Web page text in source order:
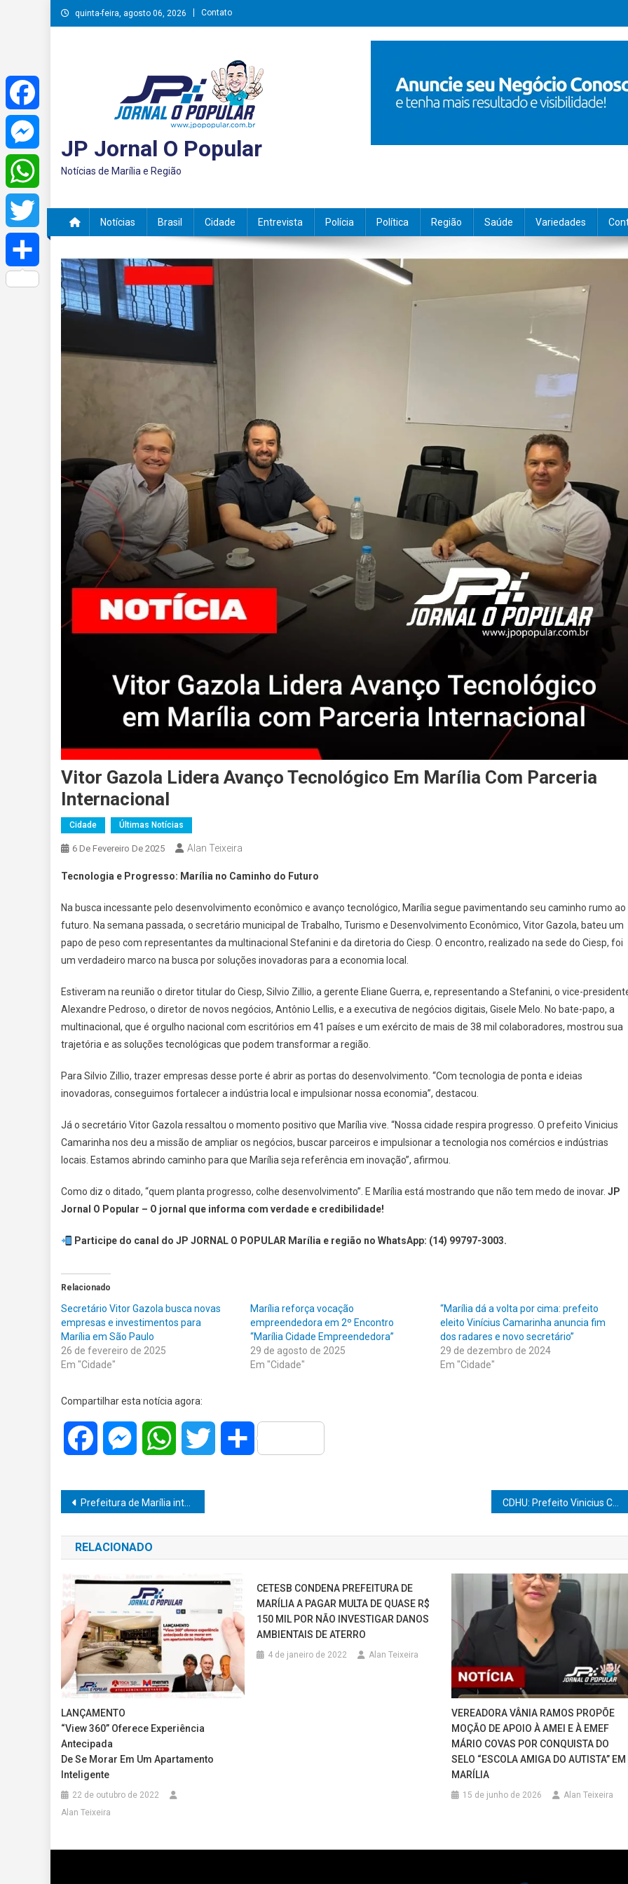
Skip
to
quinta-feira, agosto 06, 2026 Contato
JP Jornal O Popular
Notícias de Marília e Região
Notícias Brasil Cidade Entrevista Polícia Política Região Saúde Variedades
Vitor Gazola Lidera Avanço Tecnológico Em Marília Com Parceria
Internacional
Cidade Últimas Notícias
6 De Fevereiro De 2025 Alan Teixeira
Tecnologia e Progresso: Marília no Caminho do Futuro
Na busca incessante pelo desenvolvimento econômico e avanço tecnológico, Marília segue pavimentando seu caminho rumo ao
futuro. Na semana passada, o secretário municipal de Trabalho, Turismo e Desenvolvimento Econômico, Vitor Gazola, bateu um
papo de peso com representantes da multinacional Stefanini e da diretoria do Ciesp. O encontro, realizado na sede do Ciesp, foi
um verdadeiro marco na busca por soluções inovadoras para a economia local.
Estiveram na reunião o diretor titular do Ciesp, Silvio Zillio, a gerente Eliane Guerra, e, representando a Stefanini, o vice-
Alexandre Pedroso, o diretor de novos negócios, Antônio Lellis, e a executiva de negócios digitais, Gisele Melo. No bate-papo, a
multinacional, que é orgulho nacional com escritórios em 41 países e um exército de mais de 38 mil colaboradores, mostrou sua
trajetória e as soluções tecnológicas que podem transformar a região.
Para Silvio Zillio, trazer empresas desse porte é abrir as portas do desenvolvimento. “Com tecnologia de ponta e ideias
inovadoras, conseguimos fortalecer a indústria local e impulsionar nossa economia”, destacou.
Já o secretário Vitor Gazola ressaltou o momento positivo que Marília vive. “Nossa cidade respira progresso. O prefeito Vinicius
Camarinha nos deu a missão de ampliar os negócios, buscar parceiros e impulsionar a tecnologia nos comércios e indústrias
locais. Estamos abrindo caminho para que Marília seja referência em inovação”, afirmou.
Como diz o ditado, “quem planta progresso, colhe desenvolvimento”. E Marília está mostrando que não tem medo de inovar. JP
Jornal O Popular – O jornal que informa com verdade e credibilidade!
Participe do canal do JP JORNAL O POPULAR Marília e região no WhatsApp: (14) 99797-3003.
Relacionado
Secretário Vitor Gazola busca novas
empresas e investimentos para
Marília em São Paulo
26 de fevereiro de 2025
Em "Cidade"
Marília reforça vocação
empreendedora em 2º Encontro
“Marília Cidade Empreendedora”
29 de agosto de 2025
Em "Cidade"
“Marília dá a volta por cima: prefeito
eleito Vinícius Camarinha anuncia fim
dos radares e novo secretário”
29 de dezembro de 2024
Em "Cidade"
Compartilhar esta notícia agora:
Facebook MessengerWhatsAppTwitter Share
Navegação
de
Post
Prefeitura de Marília intensifica combate à dengue com três novos polos de atendimento CDHU: Prefeito Vinicius Camarinha se reúne com Secretário Estadual de Habitação para buscar solução definitiva
RELACIONADO
LANÇAMENTO
“View 360” Oferece Experiência
Antecipada
De Se Morar Em Um Apartamento
Inteligente
22 de outubro de 2022
Alan Teixeira
CETESB CONDENA PREFEITURA DE
MARÍLIA A PAGAR MULTA DE QUASE R$
150 MIL POR NÃO INVESTIGAR DANOS
AMBIENTAIS DE ATERRO
4 de janeiro de 2022 Alan Teixeira
VEREADORA VÂNIA RAMOS PROPÕE
MOÇÃO DE APOIO À AMEI E À EMEF
MÁRIO COVAS POR CONQUISTA DO
SELO “ESCOLA AMIGA DO AUTISTA” EM
MARÍLIA
15 de junho de 2026 Alan Teixeira
Facebook
Messenger
WhatsApp
Twitter
Share